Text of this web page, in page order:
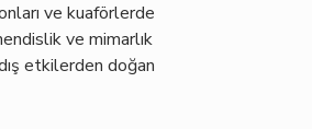
ve kuaförlerde
ve mimarlık
etkilerden doğan